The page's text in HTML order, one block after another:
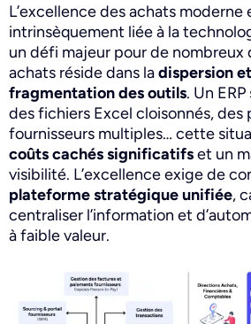
L’excellence des achats moderne
intrinsèquement liée à la
un défi majeur pour de nombreux
achats réside dans ladispersion
fragmentation des outils. Un
des fichiers Excel cloisonnés, des
fournisseurs multiples… cette
coûts cachés significatifset un
visibilité. L’excellence exige de
plateforme stratégique unifiée,
centraliser l’information et
à faible valeur.